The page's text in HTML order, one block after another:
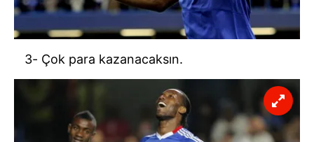
3- Çok para kazanacaksın.